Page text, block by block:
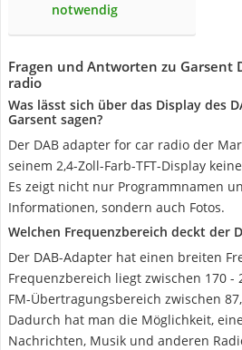
notwendig
Fragen und Antworten zu Garsent
radio
Was lässt sich über das Display des
Garsent sagen?
Der DAB adapter for car radio der
seinem 2,4-Zoll-Farb-TFT-Display
Es zeigt nicht nur Programmnamen
Informationen, sondern auch Fotos.
Welchen Frequenzbereich deckt der
Der DAB-Adapter hat einen breiten
Frequenzbereich liegt zwischen 170 -
FM-Übertragungsbereich zwischen
Dadurch hat man die Möglichkeit,
Nachrichten, Musik und anderen